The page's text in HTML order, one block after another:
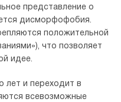
представление о
дисморфофобия.
положительной
что позволяет
идее.
лет и переходит в
всевозможные